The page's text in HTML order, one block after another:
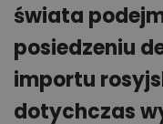
świata
posiedzeniu
importu
dotychczas